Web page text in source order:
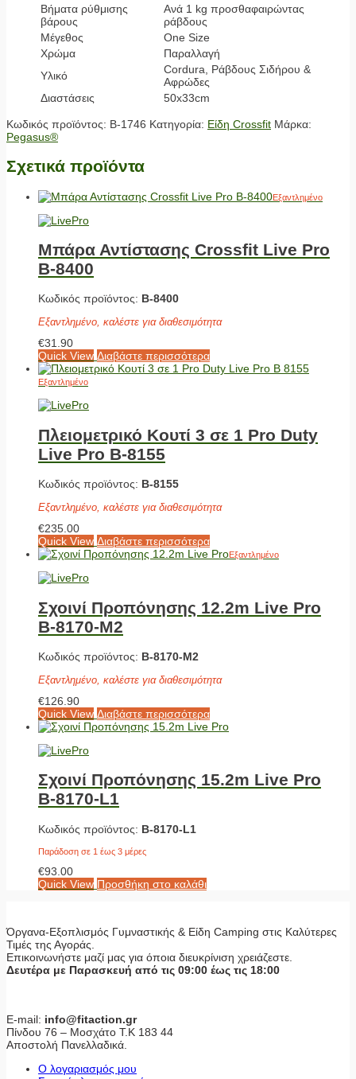
Βήματα ρύθμισης
βάρους
Ανά 1 kg προσθαφαιρώντας
ράβδους
Μέγεθος
One Size
Χρώμα
Παραλλαγή
Υλικό
Cordura, Ράβδους Σιδήρου &
Αφρώδες
Διαστάσεις
50x33cm
Κωδικός προϊόντος: B-1746 Κατηγορία: Είδη Crossfit Μάρκα:
Pegasus®
Σχετικά προϊόντα
Εξαντλημένο
Μπάρα Αντίστασης Crossfit Live Pro
Β-8400
Κωδικός προϊόντος: Β-8400
Εξαντλημένο, καλέστε για διαθεσιμότητα
€31.90
Quick View Διαβάστε περισσότερα
Εξαντλημένο
Πλειομετρικό Κουτί 3 σε 1 Pro Duty
Live Pro Β-8155
Κωδικός προϊόντος: Β-8155
Εξαντλημένο, καλέστε για διαθεσιμότητα
€235.00
Quick View Διαβάστε περισσότερα
Εξαντλημένο
Σχοινί Προπόνησης 12.2m Live Pro
Β-8170-Μ2
Κωδικός προϊόντος: Β-8170-Μ2
Εξαντλημένο, καλέστε για διαθεσιμότητα
€126.90
Quick View Διαβάστε περισσότερα
Σχοινί Προπόνησης 15.2m Live Pro
Β-8170-L1
Κωδικός προϊόντος: Β-8170-L1
Παράδοση σε 1 έως 3 μέρες
€93.00
Quick View Προσθήκη στο καλάθι
Όργανα-Εξοπλισμός Γυμναστικής & Είδη Camping στις Καλύτερες
Τιμές της Αγοράς.
Επικοινωνήστε μαζί μας για όποια διευκρίνιση χρειάζεστε.
Δευτέρα με Παρασκευή από τις 09:00 έως τις 18:00
E-mail: info@fitaction.gr
Πίνδου 76 – Μοσχάτο Τ.Κ 183 44
Αποστολή Πανελλαδικά.
Ο λογαριασμός μου